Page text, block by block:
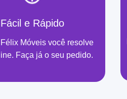
Fácil e Rápido
Móveis você resolve
Faça já o seu pedido.